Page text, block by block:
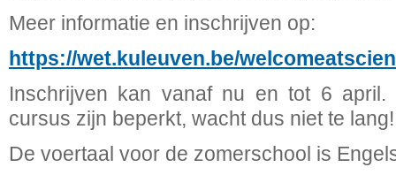
Meer informatie en inschrijven op:
https://wet.kuleuven.be/
Inschrijven kan vanaf nu en tot 6
cursus zijn beperkt, wacht dus niet te lang!
De voertaal voor de zomerschool is